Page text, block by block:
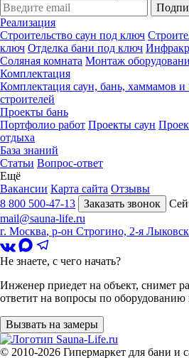
Реализация
Строительство саун под ключ
ключ Отделка бани под ключ
Соляная комната Монтаж
Комплектация
Комплектация саун, бань, хаммамов и
строителей
Проекты бань
Портфолио работ Проекты саун
отдыха
База знаний
Статьи Вопрос-ответ
Ещё
Вакансии Карта сайта Отзывы
8 800 500-47-13
Заказать звонок
mail@sauna-life.ru
г. Москва, р-он Строгино, 2-я
Не знаете, с чего начать?
Инженер приедет на объект, снимет
ответит на вопросы по оборудованию
Вызвать на замеры
© 2010-2026 Гипермаркет для бани и